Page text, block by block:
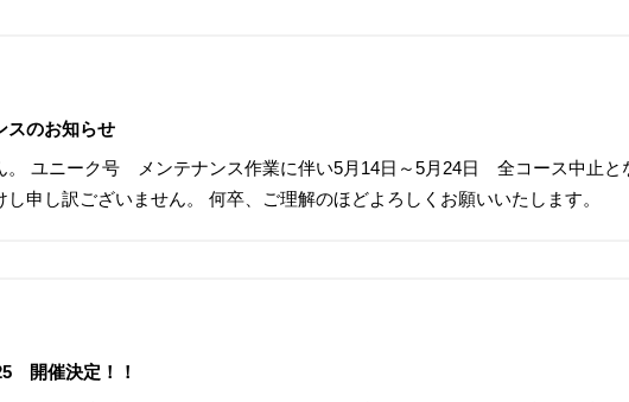
のお知らせ
。 ユニーク号 メンテナンス作業に伴い5月14日～5月24日 全コース中止と
申し訳ございません。 何卒、ご理解のほどよろしくお願いいたします。
開催決定！！